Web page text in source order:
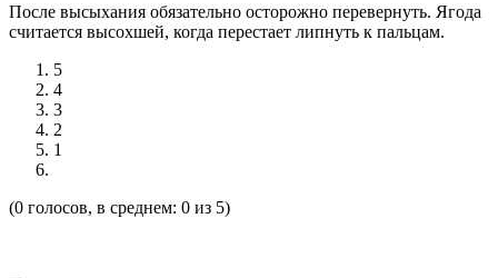
После высыхания обязательно осторожно перевернуть. Ягода
считается высохшей, когда перестает липнуть к пальцам.
5
4
3
2
1
(0 голосов, в среднем: 0 из 5)